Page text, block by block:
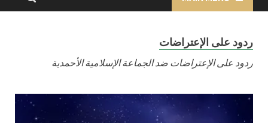
ردود على الإعتراضات
ردود على الإعتراضات ضد الجماعة الإسلامية الأحمدية